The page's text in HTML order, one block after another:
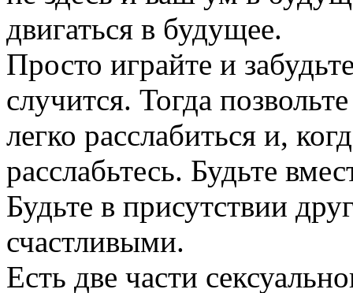
двигаться в будущее.
Просто играйте и
случится. Тогда
легко расслабиться и,
расслабьтесь. Будьте
Будьте в присутствии
счастливыми.
Есть две части